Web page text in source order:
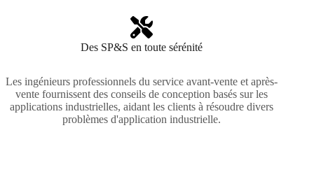
Des SP&S en toute sérénité
Les ingénieurs professionnels du service avant-vente et après-
vente fournissent des conseils de conception basés sur les
applications industrielles, aidant les clients à résoudre divers
problèmes d'application industrielle.